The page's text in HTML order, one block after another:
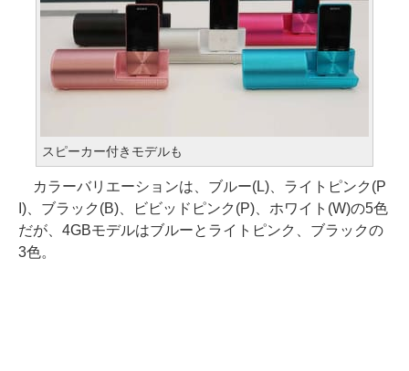
スピーカー付きモデルも
カラーバリエーションは、ブルー(L)、ライトピンク(P
I)、ブラック(B)、ビビッドピンク(P)、ホワイト(W)の5色
だが、4GBモデルはブルーとライトピンク、ブラックの
3色。